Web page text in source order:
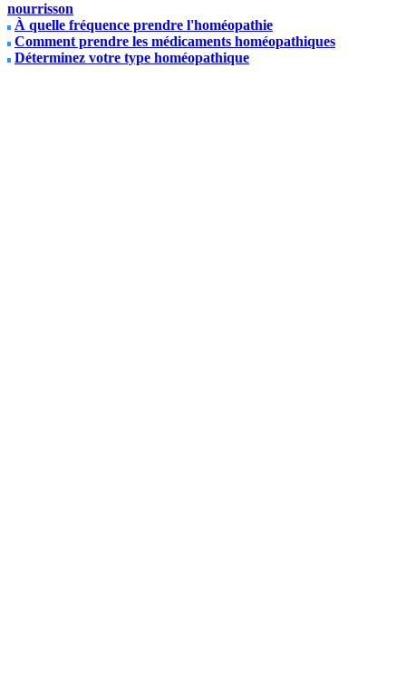
nourrisson
À quelle fréquence prendre l'homéopathie
Comment prendre les médicaments homéopathiques
Déterminez votre type homéopathique